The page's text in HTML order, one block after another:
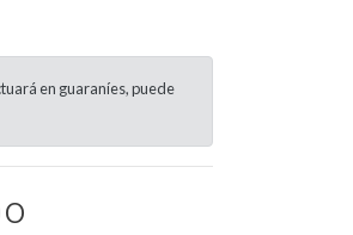
en guaraníes, puede